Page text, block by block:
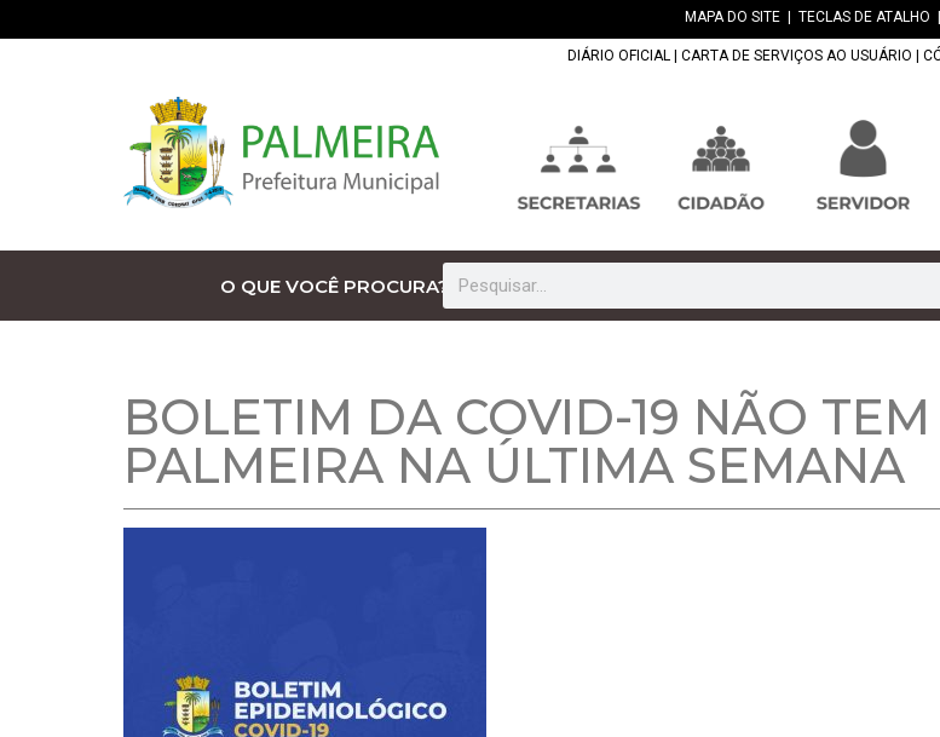
MAPA DO SITE TECLAS DE ATALHO
DIÁRIO OFICIAL CARTA DE SERVIÇOS AO USUÁRIO
O QUE VOCÊ PROCURA?
BOLETIM DA COVID-19 NÃO
PALMEIRA NA ÚLTIMA SEMANA